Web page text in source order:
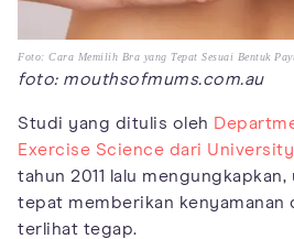
Foto: Cara Memilih Bra yang Tepat Sesuai Bentuk
foto: mouthsofmums.com.au
Studi yang ditulis oleh
Exercise Science dari
tahun 2011 lalu
tepat memberikan kenyamanan
terlihat tegap.